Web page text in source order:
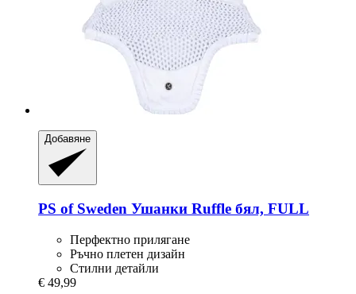
Добавяне
PS of Sweden Ушанки Ruffle бял, FULL
Перфектно прилягане
Ръчно плетен дизайн
Стилни детайли
€ 49,99